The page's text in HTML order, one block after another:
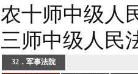
农十师中级人
三师中级人民
32．军事法院